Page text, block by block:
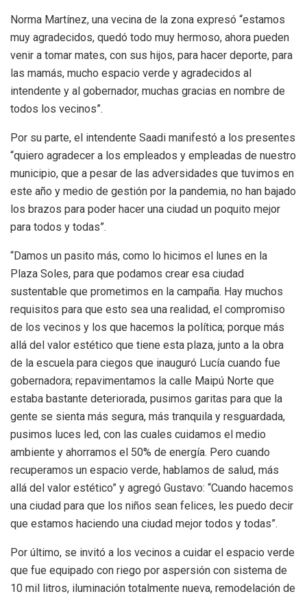
Norma Martínez, una vecina de la zona expresó “estamos
muy agradecidos, quedó todo muy hermoso, ahora pueden
venir a tomar mates, con sus hijos, para hacer deporte, para
las mamás, mucho espacio verde y agradecidos al
intendente y al gobernador, muchas gracias en nombre de
todos los vecinos”.
Por su parte, el intendente Saadi manifestó a los presentes
“quiero agradecer a los empleados y empleadas de nuestro
municipio, que a pesar de las adversidades que tuvimos en
este año y medio de gestión por la pandemia, no han bajado
los brazos para poder hacer una ciudad un poquito mejor
para todos y todas”.
“Damos un pasito más, como lo hicimos el lunes en la
Plaza Soles, para que podamos crear esa ciudad
sustentable que prometimos en la campaña. Hay muchos
requisitos para que esto sea una realidad, el compromiso
de los vecinos y los que hacemos la política; porque más
allá del valor estético que tiene esta plaza, junto a la obra
de la escuela para ciegos que inauguró Lucía cuando fue
gobernadora; repavimentamos la calle Maipú Norte que
estaba bastante deteriorada, pusimos garitas para que la
gente se sienta más segura, más tranquila y resguardada,
pusimos luces led, con las cuales cuidamos el medio
ambiente y ahorramos el 50% de energía. Pero cuando
recuperamos un espacio verde, hablamos de salud, más
allá del valor estético” y agregó Gustavo: “Cuando hacemos
una ciudad para que los niños sean felices, les puedo decir
que estamos haciendo una ciudad mejor todos y todas”.
Por último, se invitó a los vecinos a cuidar el espacio verde
que fue equipado con riego por aspersión con sistema de
10 mil litros, iluminación totalmente nueva, remodelación de